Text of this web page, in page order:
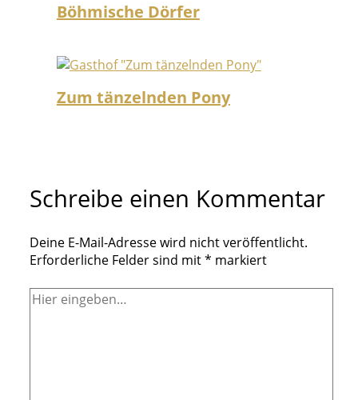
Böhmische Dörfer
Zum tänzelnden Pony
Schreibe einen Kommentar
Deine E-Mail-Adresse wird nicht veröffentlicht.
Erforderliche Felder sind mit* markiert
Hier